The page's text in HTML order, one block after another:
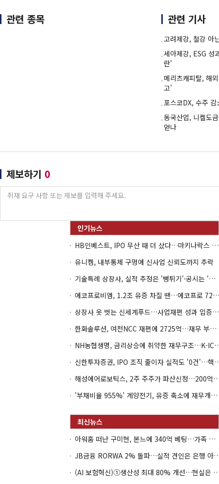
관련 종목 관련 기사
고려제강, 철강 아
세아제강, ESG 성
란'
메리츠캐피탈, 해
고'
포스코DX, 수주
동국산업, 니켈도
얻나
제보하기 0
HB인베스트, IPO 무산 때 더 샀다…마키나락스 투자 2.7배 회수
유니켐, 내부통제 구멍에 신사업 신뢰도까지 추락
기술특례 상장사, 실적 추정은 '뻥튀기'·공시는 '누락'
에코프로비엠, 1.2조 유증 차질 땐…에코프로 7270억 '독박'
상장사 옷 벗는 신세계푸드…사업재편 성과 입증할까
한화솔루션, 여천NCC 재편에 2725억…재무 부담 커지나
NH농협생명, 금리상승에 취
신한투자증권, IPO 조직 줄
해성에어로보틱스, 2주 주주가 파산
'부채비율 955%' 계양전기, 유증 축소에 재무개선 효과 '뚝'
아워홈 떠난 구미현, 본느에 340억 베팅…가족 지배체제 구축
JB금융 RORWA 2% 돌파…실
(AI 보험혁신)①생산성 최대 80%